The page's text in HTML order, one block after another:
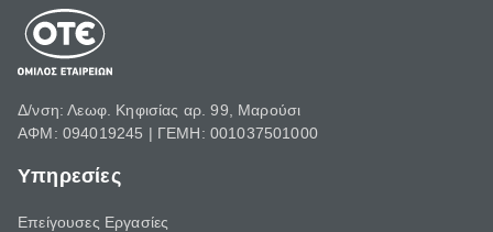
Δ/νση: Λεωφ. Κηφισίας αρ. 99, Μαρούσι
ΑΦΜ: 094019245 | ΓΕΜΗ: 001037501000
Υπηρεσίες
Επείγουσες Εργασίες